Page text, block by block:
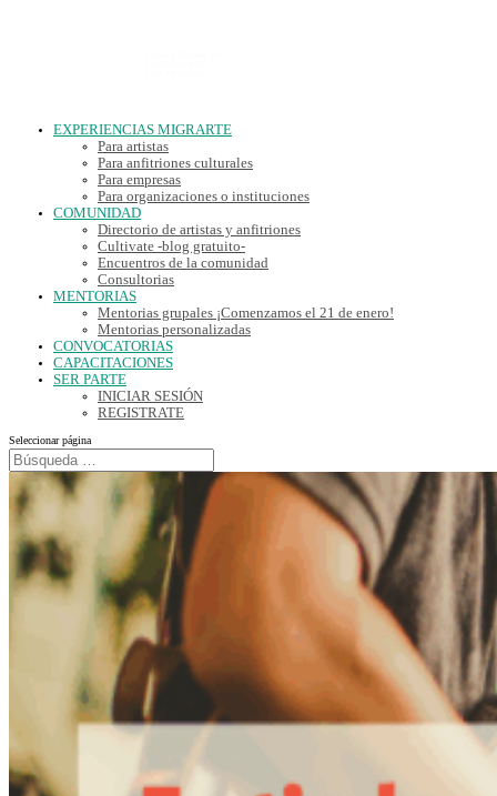
EXPERIENCIAS MIGRARTE
Para artistas
Para anfitriones culturales
Para empresas
Para organizaciones o instituciones
COMUNIDAD
Directorio de artistas y anfitriones
Cultivate -blog gratuito-
Encuentros de la comunidad
Consultorias
MENTORIAS
Mentorias grupales ¡Comenzamos el 21 de enero!
Mentorias personalizadas
CONVOCATORIAS
CAPACITACIONES
SER PARTE
INICIAR SESIÓN
REGISTRATE
Seleccionar página